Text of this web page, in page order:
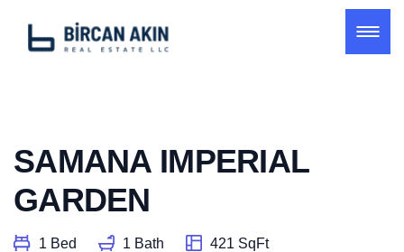
SAMANA IMPERIAL
GARDEN
1 Bed 1 Bath 421 SqFt